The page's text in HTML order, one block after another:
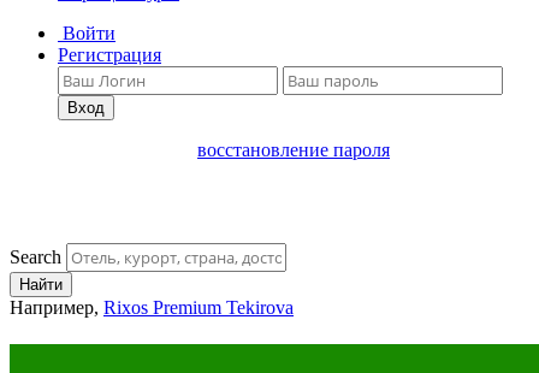
Войти
Регистрация
Вход
восстановление пароля
Search
Найти
Например, Rixos Premium Tekirova